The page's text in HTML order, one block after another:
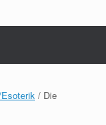
/ Die